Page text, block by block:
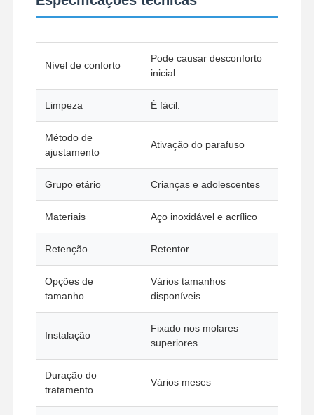
Próteses Parciais Metálicas
Acessórios dentais da precisão
Dispositivos funcionais de ortodoncia
Retentores Ortodônticos
Fenda oclusal
Proteção bucal
Soluções para implantes dentários
Nível de conforto
Pode causar desconforto
inicial
Limpeza É fácil.
Método de
ajustamento
Ativação do parafuso
Grupo etário Crianças e adolescentes
Materiais Aço inoxidável e acrílico
Retenção Retentor
Opções de
tamanho
Vários tamanhos
disponíveis
Instalação
Fixado nos molares
superiores
Duração do
tratamento
Vários meses